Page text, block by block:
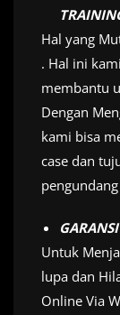
Hal yang
. Hal ini
membantu
Dengan
kami bisa
case dan
pengundang
Untuk
lupa dan
Online Via